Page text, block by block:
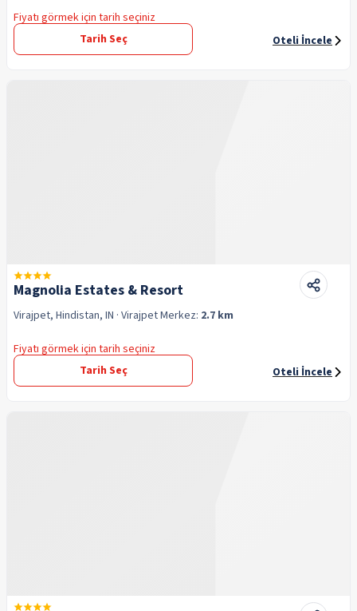
Fiyatı görmek için tarih seçiniz
Tarih Seç
Oteli İncele
Magnolia Estates & Resort
Virajpet, Hindistan, IN · VirajpetMerkez: 2.7 km
Fiyatı görmek için tarih seçiniz
Tarih Seç
Oteli İncele